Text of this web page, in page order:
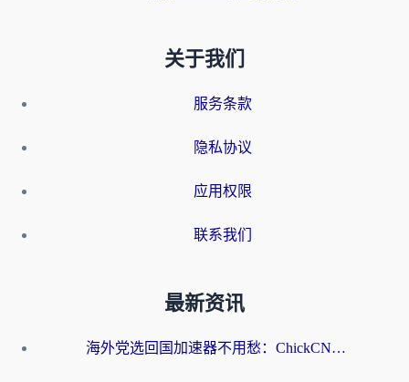
关于我们
服务条款
隐私协议
应用权限
联系我们
最新资讯
海外党选回国加速器不用愁：ChickCN和洞见哪个好？一篇搞定所有疑问